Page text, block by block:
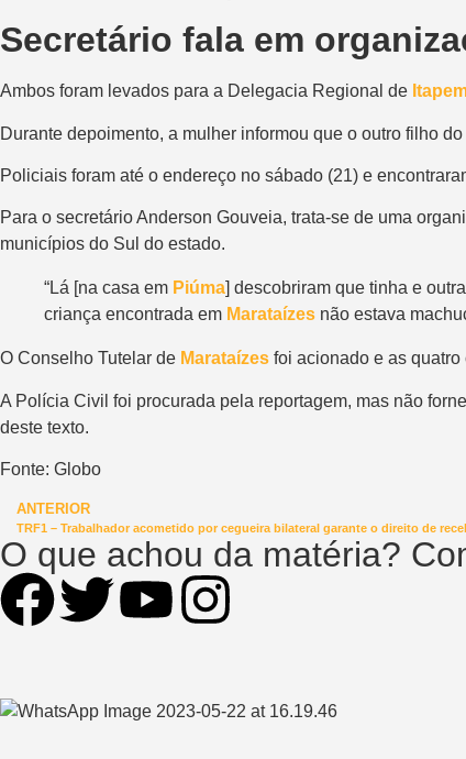
Secretário fala em
Ambos foram levados para a Delegacia Regional de
Durante depoimento, a mulher informou que o outro filho
Policiais foram até o endereço no sábado (21) e
Para o secretário Anderson Gouveia, trata-se de uma
municípios do Sul do estado.
“Lá [na casa em Piúma] descobriram que tinha e
criança encontrada em Marataízes não estava
O Conselho Tutelar de Marataízes foi acionado e as
A Polícia Civil foi procurada pela reportagem, mas não
deste texto.
Fonte: Globo
ANTERIOR
TRF1 – Trabalhador acometido por cegueira bilateral garante o direito de
O que achou da matéria?